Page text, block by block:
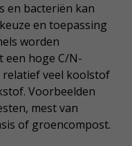
en bacteriën kan
en toepassing
worden
een hoge C/N-
veel koolstof
Voorbeelden
mest van
of groencompost.